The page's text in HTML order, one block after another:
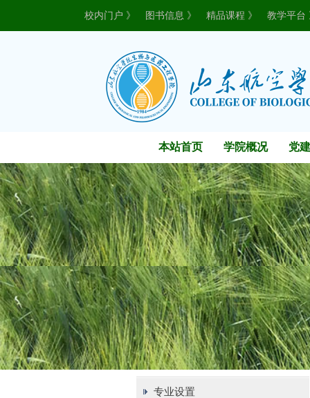
校内门户 》 图书信息 》 精品课程 》 教学平台
本站首页 学院概况 党
专业设置